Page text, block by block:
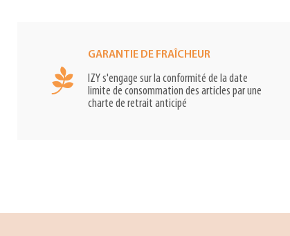
GARANTIE DE FRAÎCHEUR
IZY s'engage sur la conformité de la date
limite de consommation des articles par une
charte de retrait anticipé